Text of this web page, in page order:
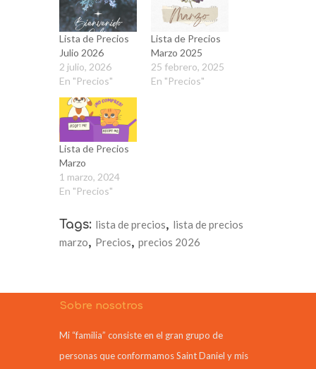
Lista de Precios
Julio 2026
2 julio, 2026
En "Precios"
Lista de Precios
Marzo 2025
25 febrero, 2025
En "Precios"
Lista de Precios
Marzo
1 marzo, 2024
En "Precios"
Tags: lista de precios, lista de precios
marzo, Precios, precios 2026
Sobre nosotros
Mi “familia” consiste en el gran grupo de
personas que conformamos Saint Daniel y mis